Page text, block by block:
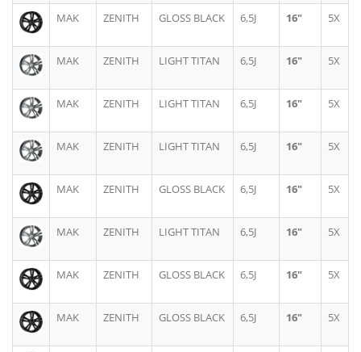
MAK ZENITH GLOSS BLACK 6,5J 16" 5X
MAK ZENITH LIGHT TITAN 6,5J 16" 5X
MAK ZENITH LIGHT TITAN 6,5J 16" 5X
MAK ZENITH LIGHT TITAN 6,5J 16" 5X
MAK ZENITH GLOSS BLACK 6,5J 16" 5X
MAK ZENITH LIGHT TITAN 6,5J 16" 5X
MAK ZENITH GLOSS BLACK 6,5J 16" 5X
MAK ZENITH GLOSS BLACK 6,5J 16" 5X